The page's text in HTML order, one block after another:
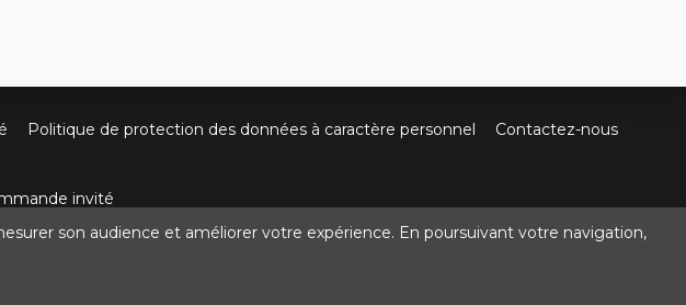
Politique de protection des données à caractère personnel
Contactez-nous
invité
son audience et améliorer votre expérience. En poursuivant votre navigation,